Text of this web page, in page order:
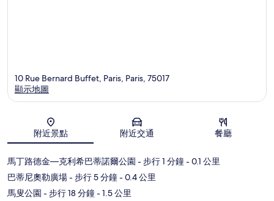
地圖
10 Rue Bernard Buffet, Paris, Paris, 75017
顯示地圖
附近景點 附近交通 餐廳
馬丁路德金—克利希巴蒂諾爾公園 - 步行 1 分鐘- 0.1 公里
巴蒂尼奧勒廣場- 步行 5 分鐘- 0.4 公里
馬叟公園 - 步行 18 分鐘- 1.5 公里